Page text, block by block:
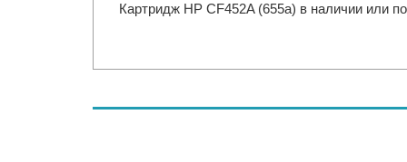
Картридж HP CF452A (655a) в наличии или